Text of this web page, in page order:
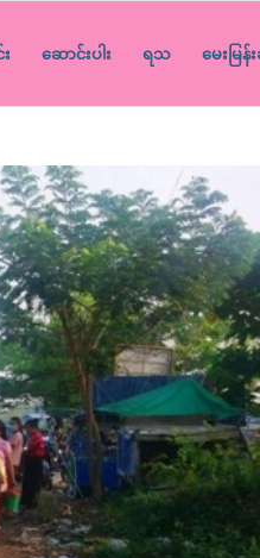
ဆောင်းပါး ရသ မေးမြန်